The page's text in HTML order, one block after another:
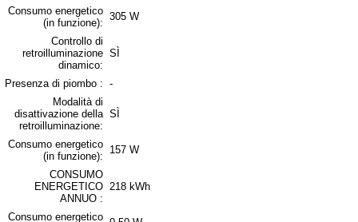
Consumo energetico
(in funzione):
305 W
Controllo di
retroilluminazione
dinamico:
SÌ
Presenza di piombo : -
Modalità di
disattivazione della
retroilluminazione:
SÌ
Consumo energetico
(in funzione):
157 W
CONSUMO
ENERGETICO
ANNUO :
218 kWh
Consumo energetico